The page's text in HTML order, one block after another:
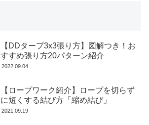
【DDタープ3x3張り方】図解つき！お
すすめ張り方20パターン紹介
2022.09.04
【ロープワーク紹介】ロープを切らず
に短くする結び方「縮め結び」
2021.09.19